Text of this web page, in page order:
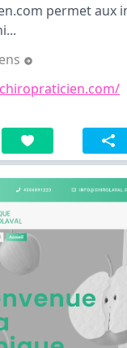
permet aux